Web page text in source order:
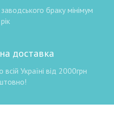
браку мінімум
доставка
Україні від 2000грн